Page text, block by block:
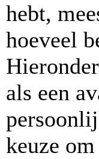
hebt,
hoeveel
als een
keuze